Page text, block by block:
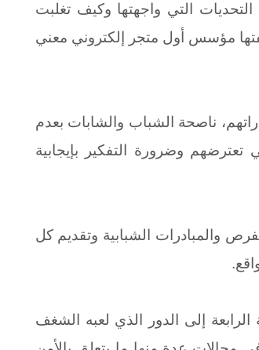
“المتجر الإلكتروني” منذ العام 2009 وما التحديات التي واجهتها وكيف تغلبت
تمت تسميتها رائدة دولة الإمارات عام 2017 بصفتها مؤسس أول متجر إلكتروني معني
ناصحة الشباب والشابات بعدم
وضرورة التفكير بإيجابية
والمبادرات الشبابية وتقديم كل
إلى الدور الذي لعبه الشغف